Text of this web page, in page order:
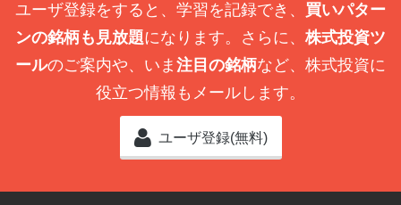
ユーザ登録をすると、学習を記録でき、 買いパター
ンの銘柄も見放題になります。さらに、 株式投資ツ
ールのご案内や、いま 注目の銘柄など、株式投資に
役立つ情報もメールします。
ユーザ登録(無料)